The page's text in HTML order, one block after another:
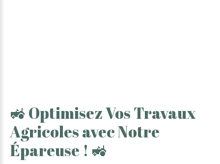
🚜 OptimisezVosTravaux
AgricolesavecNotre
Épareuse ! 🚜